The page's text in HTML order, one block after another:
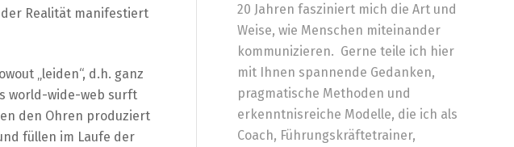
Realität manifestiert
„leiden“, d.h. ganz
world-wide-web surft
den Ohren produziert
füllen im Laufe der
20 Jahren fasziniert mich die Art und
Weise, wie Menschen miteinander
kommunizieren. Gerne teile ich hier
mit Ihnen spannende Gedanken,
pragmatische Methoden und
erkenntnisreiche Modelle, die ich als
Coach, Führungskräftetrainer,